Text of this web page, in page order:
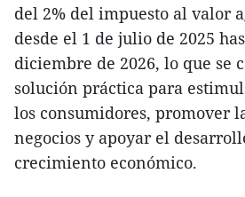
del 2% del impuesto al valor
desde el 1 de julio de 2025
diciembre de 2026, lo que se
solución práctica para
los consumidores, promover
negocios y apoyar el
crecimiento económico.